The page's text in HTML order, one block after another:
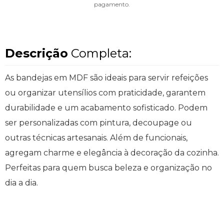
pagamento.
Descrição Completa:
As bandejas em MDF são ideais para servir refeições
ou organizar utensílios com praticidade, garantem
durabilidade e um acabamento sofisticado. Podem
ser personalizadas com pintura, decoupage ou
outras técnicas artesanais. Além de funcionais,
agregam charme e elegância à decoração da cozinha.
Perfeitas para quem busca beleza e organização no
dia a dia.